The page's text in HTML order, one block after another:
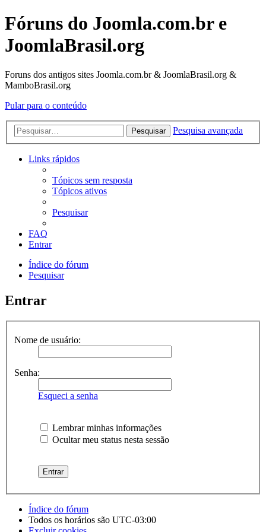
Fóruns do Joomla.com.br e
JoomlaBrasil.org
Foruns dos antigos sites Joomla.com.br & JoomlaBrasil.org &
MamboBrasil.org
Pular para o conteúdo
Pesquisar Pesquisa avançada
Links rápidos
Tópicos sem resposta
Tópicos ativos
Pesquisar
FAQ
Entrar
Índice do fórum
Pesquisar
Entrar
Nome de usuário:
Senha:
Esqueci a senha
Lembrar minhas informações
Ocultar meu status nesta sessão
Índice do fórum
Todos os horários são UTC-03:00